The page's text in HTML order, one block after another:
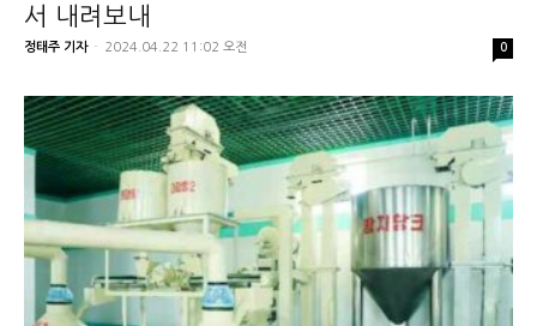
서 내려보내
정태주 기자 - 2024.04.22 11:02 오전 0